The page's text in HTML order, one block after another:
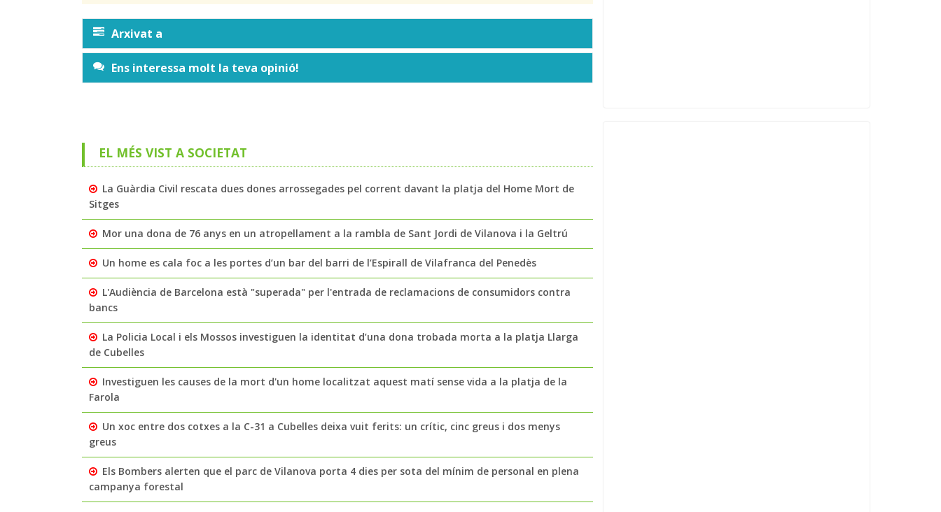
Arxivat a
Ens interessa molt la teva opinió!
EL MÉS VIST A SOCIETAT
La Guàrdia Civil rescata dues dones arrossegades pel corrent davant la platja del Home Mort de
Sitges
Mor una dona de 76 anys en un atropellament a la rambla de Sant Jordi de Vilanova i la Geltrú
Un home es cala foc a les portes d’un bar del barri de l’Espirall de Vilafranca del Penedès
L'Audiència de Barcelona està "superada" per l'entrada de reclamacions de consumidors contra
bancs
La Policia Local i els Mossos investiguen la identitat d’una dona trobada morta a la platja Llarga
de Cubelles
Investiguen les causes de la mort d'un home localitzat aquest matí sense vida a la platja de la
Farola
Un xoc entre dos cotxes a la C-31 a Cubelles deixa vuit ferits: un crític, cinc greus i dos menys
greus
Els Bombers alerten que el parc de Vilanova porta 4 dies per sota del mínim de personal en plena
campanya forestal